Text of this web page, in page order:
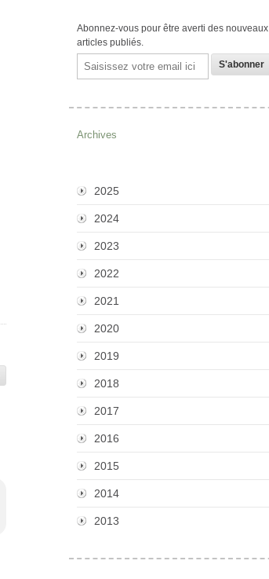
Abonnez-vous pour être averti des nouveaux
articles publiés.
Email
Archives
2025
2024
2023
2022
2021
2020
2019
2018
2017
2016
2015
2014
2013